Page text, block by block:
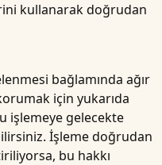
kullanarak doğrudan
bağlamında ağır
için yukarıda
işlemeye gelecekte
İşleme doğrudan
bu hakkı